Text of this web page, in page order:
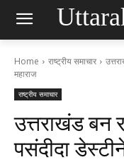
Home राष्ट्रीय समाचार
महाराज
राष्ट्रीय समाचार
उत्तराखंड बन
पसंदीदा